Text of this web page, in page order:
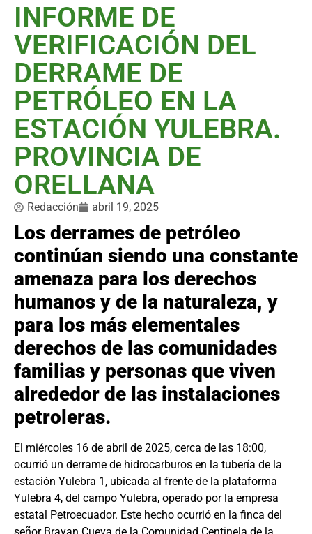
INFORME DE
VERIFICACIÓN DEL
DERRAME DE
PETRÓLEO EN LA
ESTACIÓN YULEBRA.
PROVINCIA DE
ORELLANA
Redacción abril 19, 2025
Los derrames de petróleo
continúan siendo una constante
amenaza para los derechos
humanos y de la naturaleza, y
para los más elementales
derechos de las comunidades
familias y personas que viven
alrededor de las instalaciones
petroleras.
El miércoles 16 de abril de 2025, cerca de las 18:00,
ocurrió un derrame de hidrocarburos en la tubería de la
estación Yulebra 1, ubicada al frente de la plataforma
Yulebra 4, del campo Yulebra, operado por la empresa
estatal Petroecuador. Este hecho ocurrió en la finca del